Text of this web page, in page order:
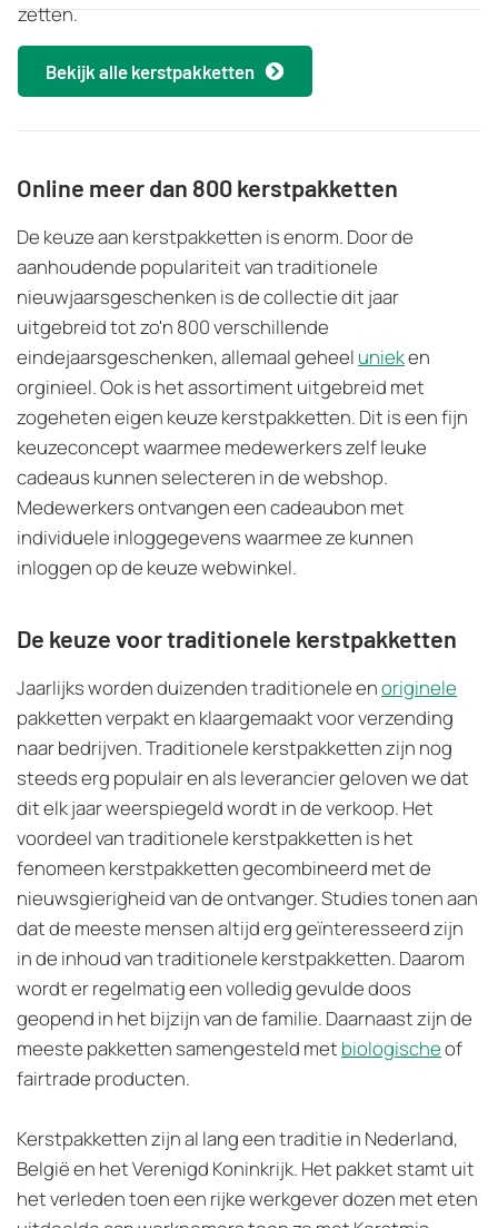
zetten.
Bekijk alle kerstpakketten
Online meer dan 800 kerstpakketten
De keuze aan kerstpakketten is enorm. Door de
aanhoudende populariteit van traditionele
nieuwjaarsgeschenken is de collectie dit jaar
uitgebreid tot zo'n 800 verschillende
eindejaarsgeschenken, allemaal geheel unieken
orginieel. Ook is het assortiment uitgebreid met
zogeheten eigen keuze kerstpakketten. Dit is een fijn
keuzeconcept waarmee medewerkers zelf leuke
cadeaus kunnen selecteren in de webshop.
Medewerkers ontvangen een cadeaubon met
individuele inloggegevens waarmee ze kunnen
inloggen op de keuze webwinkel.
De keuze voor traditionele kerstpakketten
Jaarlijks worden duizenden traditionele enoriginele
pakketten verpakt en klaargemaakt voor verzending
naar bedrijven. Traditionele kerstpakketten zijn nog
steeds erg populair en als leverancier geloven we dat
dit elk jaar weerspiegeld wordt in de verkoop. Het
voordeel van traditionele kerstpakketten is het
fenomeen kerstpakketten gecombineerd met de
nieuwsgierigheid van de ontvanger. Studies tonen aan
dat de meeste mensen altijd erg geïnteresseerd zijn
in de inhoud van traditionele kerstpakketten. Daarom
wordt er regelmatig een volledig gevulde doos
geopend in het bijzijn van de familie. Daarnaast zijn de
meeste pakketten samengesteld met biologischeof
fairtrade producten.
Kerstpakketten zijn al lang een traditie in Nederland,
België en het Verenigd Koninkrijk. Het pakket stamt uit
het verleden toen een rijke werkgever dozen met eten